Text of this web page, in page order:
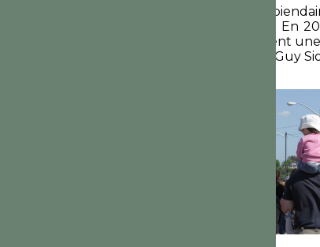
Maryse Goudreau est
et des lettres du Québec. En
photographie, lui consacrent
Campeau, Adrienne Luce, Guy